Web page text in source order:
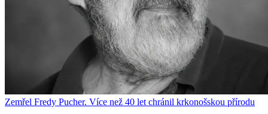
Zemřel Fredy Pucher. Více než 40 let chránil krkonošskou přírodu